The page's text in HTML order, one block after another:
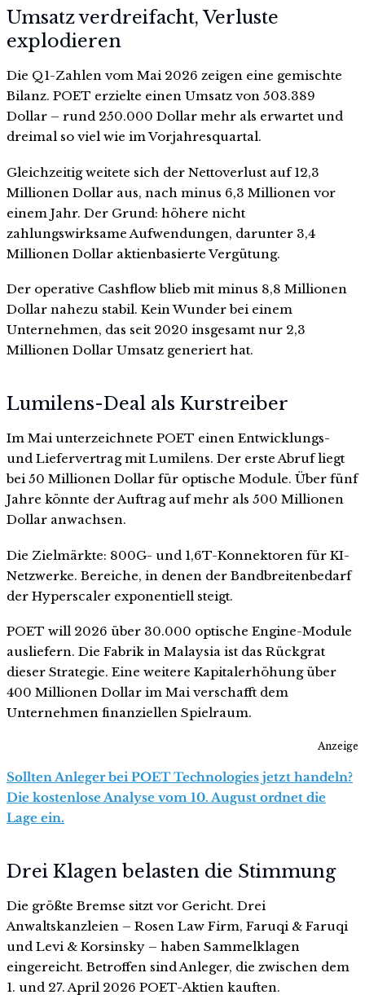
Umsatz verdreifacht, Verluste
explodieren
Die Q1-Zahlen vom Mai 2026 zeigen eine gemischte
Bilanz. POET erzielte einen Umsatz von 503.389
Dollar – rund 250.000 Dollar mehr als erwartet und
dreimal so viel wie im Vorjahresquartal.
Gleichzeitig weitete sich der Nettoverlust auf 12,3
Millionen Dollar aus, nach minus 6,3 Millionen vor
einem Jahr. Der Grund: höhere nicht
zahlungswirksame Aufwendungen, darunter 3,4
Millionen Dollar aktienbasierte Vergütung.
Der operative Cashflow blieb mit minus 8,8 Millionen
Dollar nahezu stabil. Kein Wunder bei einem
Unternehmen, das seit 2020 insgesamt nur 2,3
Millionen Dollar Umsatz generiert hat.
Lumilens-Deal als Kurstreiber
Im Mai unterzeichnete POET einen Entwicklungs-
und Liefervertrag mit Lumilens. Der erste Abruf liegt
bei 50 Millionen Dollar für optische Module. Über fünf
Jahre könnte der Auftrag auf mehr als 500 Millionen
Dollar anwachsen.
Die Zielmärkte: 800G- und 1,6T-Konnektoren für KI-
Netzwerke. Bereiche, in denen der Bandbreitenbedarf
der Hyperscaler exponentiell steigt.
POET will 2026 über 30.000 optische Engine-Module
ausliefern. Die Fabrik in Malaysia ist das Rückgrat
dieser Strategie. Eine weitere Kapitalerhöhung über
400 Millionen Dollar im Mai verschafft dem
Unternehmen finanziellen Spielraum.
Anzeige
Sollten Anleger bei POET Technologies jetzt handeln?
Die kostenlose Analyse vom 10. August ordnet die
Lage ein.
Drei Klagen belasten die Stimmung
Die größte Bremse sitzt vor Gericht. Drei
Anwaltskanzleien – Rosen Law Firm, Faruqi & Faruqi
und Levi & Korsinsky – haben Sammelklagen
eingereicht. Betroffen sind Anleger, die zwischen dem
1. und 27. April 2026 POET-Aktien kauften.